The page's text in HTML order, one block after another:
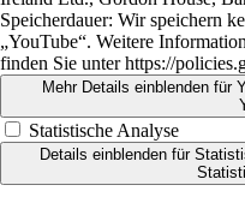
Speicherdauer: Wir speichern
„YouTube“. Weitere
finden Sie unter https://
Mehr Details einblendenfür
Statistische Analyse
Details einblenden für